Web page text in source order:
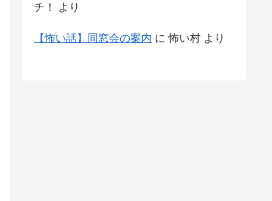
チ！
より
【怖い話】同窓会の案内 に怖い村 より